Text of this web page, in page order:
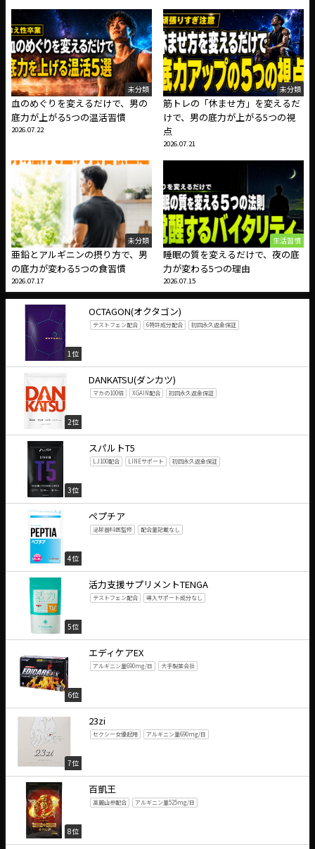
未分類
血のめぐりを変えるだけで、男の
底力が上がる5つの温活習慣
2026.07.22
未分類
筋トレの「休ませ方」を変えるだ
けで、男の底力が上がる5つの視
点
2026.07.21
未分類
亜鉛とアルギニンの摂り方で、男
の底力が変わる5つの食習慣
2026.07.17
生活習慣
睡眠の質を変えるだけで、夜の底
力が変わる5つの理由
2026.07.15
1位
OCTAGON(オクタゴン)
テストフェン配合 6特許成分配合 初回永久返金保証
2位
DANKATSU(ダンカツ)
マカの100倍 XGAIN配合 初回永久返金保証
3位
スパルトT5
LJ100配合 LINEサポート 初回永久返金保証
4位
ペプチア
泌尿器科医監修 配合量記載なし
5位
活力支援サプリメントTENGA
テストフェン配合 導入サポート成分なし
6位
エディケアEX
アルギニン量690mg/日 大手製薬会社
7位
23zi
セクシー女優起用 アルギニン量690mg/日
8位
百凱王
高麗山参配合 アルギニン量525mg/日